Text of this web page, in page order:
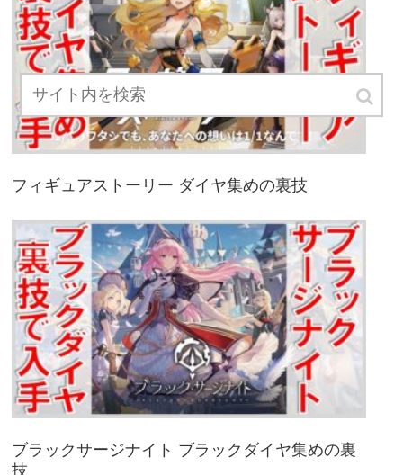
フィギュアストーリー ダイヤ集めの裏技
ブラックサージナイト ブラックダイヤ集めの裏
技